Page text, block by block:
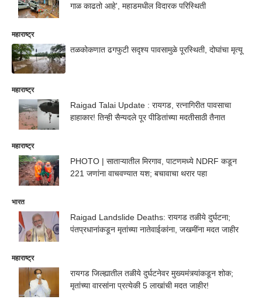
गाळ काढतो आहे', महाडमधील विदारक परिस्थिती
महाराष्ट्र
तळकोकणात ढगफुटी सदृश्य पावसामुळे पूरस्थिती, दोघांचा मृत्यू
महाराष्ट्र
Raigad Talai Update : रायगड, रत्नागिरीत पावसाचा
हाहाकार! तिन्ही सैन्यदले पूर पीडितांच्या मदतीसाठी तैनात
महाराष्ट्र
PHOTO | साताऱ्यातील मिरगाव, पाटणमध्ये NDRF कडून
221 जणांना वाचवण्यात यश; बचावाचा थरार पहा
भारत
Raigad Landslide Deaths: रायगड तळीये दुर्घटना;
पंतप्रधानांकडून मृतांच्या नातेवाईकांना, जखमींना मदत जाहीर
महाराष्ट्र
रायगड जिल्ह्यातील तळीये दुर्घटनेवर मुख्यमंत्र्यांकडून शोक;
मृतांच्या वारसांना प्रत्येकी 5 लाखांची मदत जाहीर!